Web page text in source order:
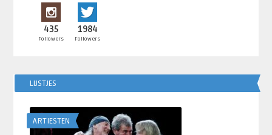
435
Followers
1984
Followers
LIJSTJES
ARTIESTEN